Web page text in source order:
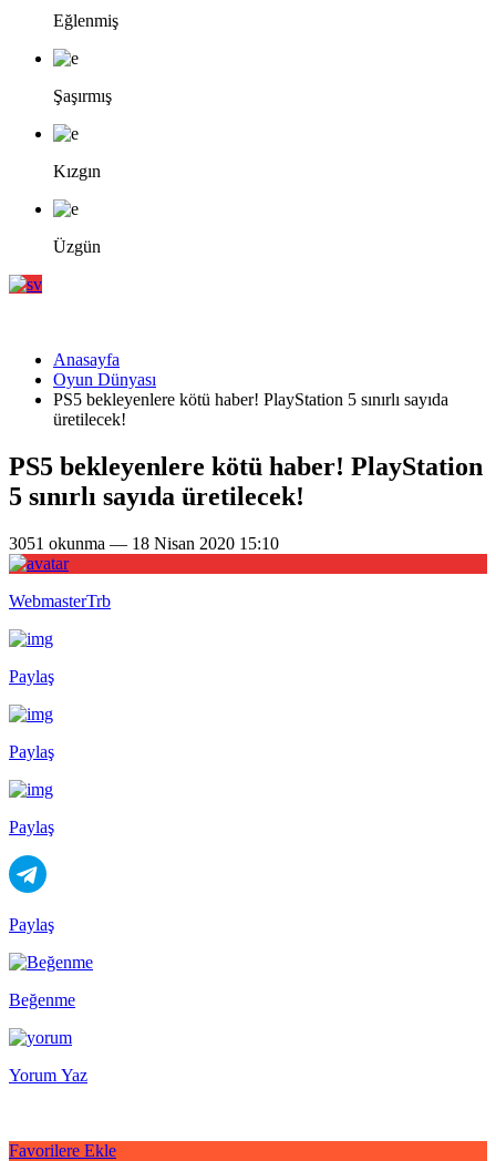
Eğlenmiş
Şaşırmış
Kızgın
Üzgün
Anasayfa
Oyun Dünyası
PS5 bekleyenlere kötü haber! PlayStation 5 sınırlı sayıda
üretilecek!
PS5 bekleyenlere kötü haber! PlayStation
5 sınırlı sayıda üretilecek!
3051 okunma — 18 Nisan 2020 15:10
WebmasterTrb
Paylaş
Paylaş
Paylaş
Paylaş
Beğenme
Yorum Yaz
Favorilere Ekle